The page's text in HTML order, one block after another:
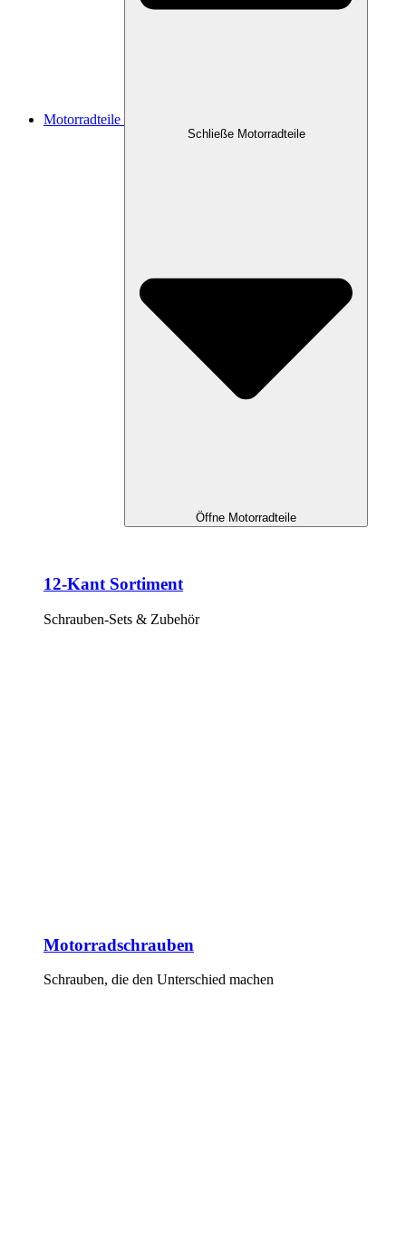
Motorradteile
Schließe Motorradteile
Öffne Motorradteile
12-Kant Sortiment
Schrauben-Sets & Zubehör
Motorradschrauben
Schrauben, die den Unterschied machen